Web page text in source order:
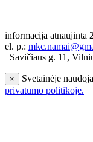
informacija atnaujinta
el. p.:
Savičiaus g. 11,
×
Svetainėje
privatumo politikoje.